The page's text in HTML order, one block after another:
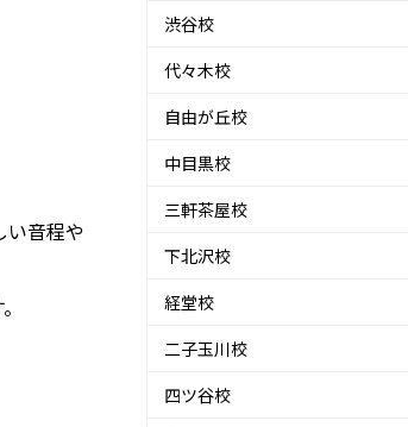
い音程や
渋谷校
代々木校
自由が丘校
中目黒校
三軒茶屋校
下北沢校
経堂校
二子玉川校
四ツ谷校